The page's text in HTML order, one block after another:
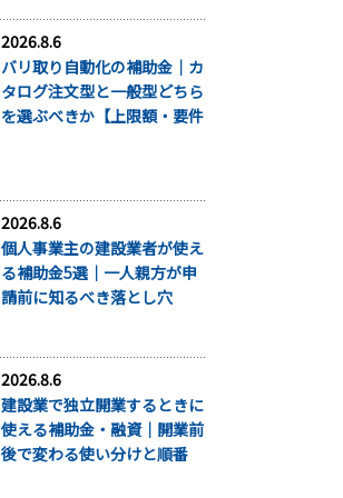
2026.8.6
バリ取り自動化の補助金｜カ
タログ注文型と一般型どちら
を選ぶべきか【上限額・要件
2026.8.6
個人事業主の建設業者が使え
る補助金5選｜一人親方が申
請前に知るべき落とし穴
2026.8.6
建設業で独立開業するときに
使える補助金・融資｜開業前
後で変わる使い分けと順番